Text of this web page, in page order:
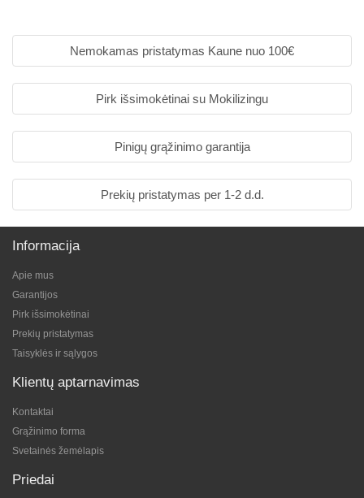
Nemokamas pristatymas Kaune nuo 100€
Pirk išsimokėtinai su Mokilizingu
Pinigų grąžinimo garantija
Prekių pristatymas per 1-2 d.d.
Informacija
Apie mus
Garantijos
Pirk išsimokėtinai
Prekių pristatymas
Taisyklės ir sąlygos
Klientų aptarnavimas
Kontaktai
Grąžinimo forma
Svetainės žemėlapis
Priedai